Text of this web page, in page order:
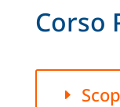
Corso